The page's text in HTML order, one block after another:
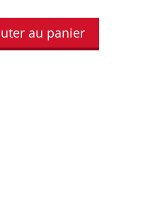
au panier